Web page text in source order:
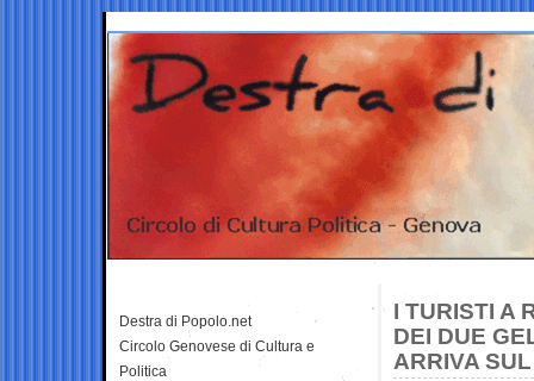
I TURISTI A
DEI DUE
ARRIVA
Destra di Popolo.net
Circolo Genovese di Cultura e
Politica